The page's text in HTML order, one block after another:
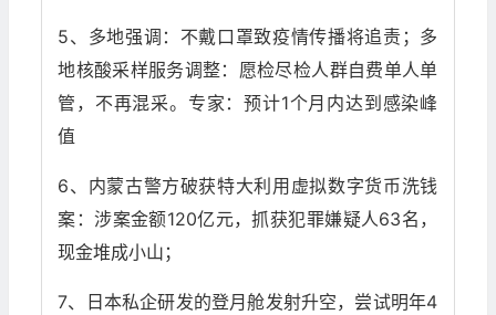
5、多地强调：不戴口罩致疫情传播将追责；多
地核酸采样服务调整：愿检尽检人群自费单人单
管，不再混采。专家：预计1个月内达到感染峰
值
6、内蒙古警方破获特大利用虚拟数字货币洗钱
案：涉案金额120亿元，抓获犯罪嫌疑人63名，
现金堆成小山；
7、日本私企研发的登月舱发射升空，尝试明年4